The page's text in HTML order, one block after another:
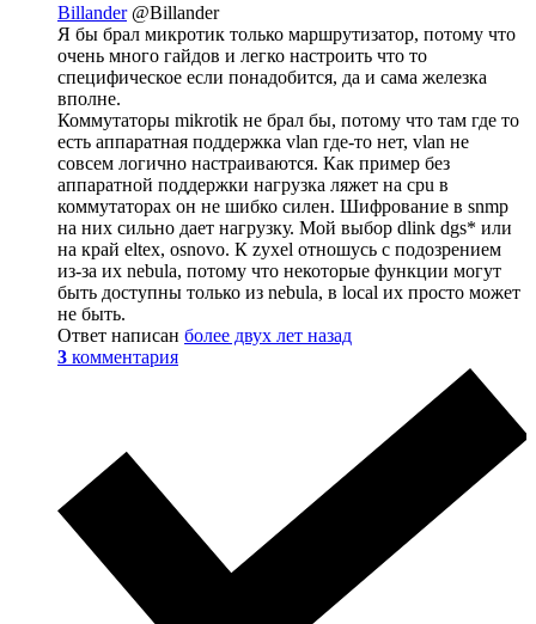
Billander @Billander
Я бы брал микротик только маршрутизатор, потому что
очень много гайдов и легко настроить что то
специфическое если понадобится, да и сама железка
вполне.
Коммутаторы mikrotik не брал бы, потому что там где то
есть аппаратная поддержка vlan где-то нет, vlan не
совсем логично настраиваются. Как пример без
аппаратной поддержки нагрузка ляжет на cpu в
коммутаторах он не шибко силен. Шифрование в snmp
на них сильно дает нагрузку. Мой выбор dlink dgs* или
на край eltex, osnovo. К zyxel отношусь с подозрением
из-за их nebula, потому что некоторые функции могут
быть доступны только из nebula, в local их просто может
не быть.
Ответ написан более двух лет назад
3 комментария